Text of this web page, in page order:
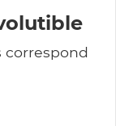
correspond